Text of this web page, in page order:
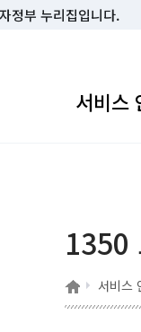
정부 누리집입니다.
센터
서비스
1350
홈 서비스